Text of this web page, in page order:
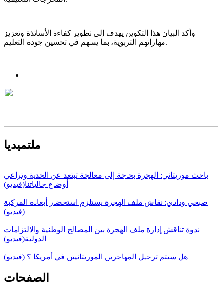
وأكد البيان هذا التكوين يهدف إلى تطوير كفاءة الأساتذة وتعزيز
مهاراتهم التربوية، بما يسهم في تحسين جودة التعليم.
ملتميديا
باحث موريتاني: الهجرة بحاجة إلى معالجة تبتعد عن الحدية وتراعي
أوضاع جالياتنا(فيديو)
صبحي ودادي: نقاش ملف الهجرة يستلزم استحضار أبعاده المركبة
(فيديو)
ندوة تناقش إدارة ملف الهجرة بين المصالح الوطنية والالتزامات
الدولية(فيديو)
هل سيتم ترحيل المهاجرين الموريتانيين في أمريكا ؟ (فيديو)
الصفحات